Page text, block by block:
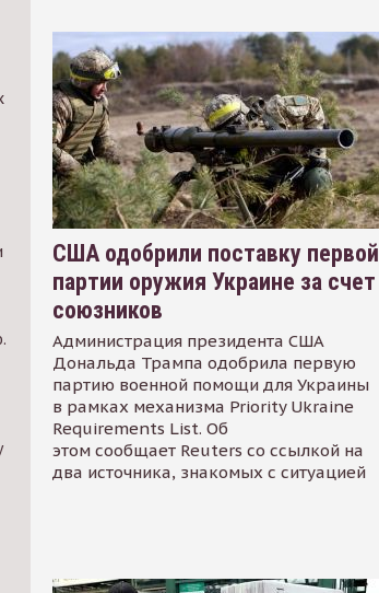
США одобрили поставку первой
партии оружия Украине за счет
союзников
Администрация президента США
Дональда Трампа одобрила первую
партию военной помощи для Украины
в рамках механизма Priority Ukraine
Requirements List. Об
этом сообщает Reuters со ссылкой на
два источника, знакомых с ситуацией